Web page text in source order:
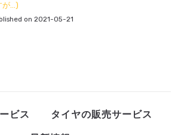
...)
on 2021-05-21
ビス タイヤの販売サービス